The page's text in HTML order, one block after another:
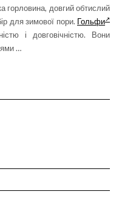
горловина, довгий обтислий
для зимової пори. Гольфи
і довговічністю. Вони
…